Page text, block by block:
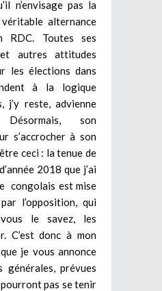
n’envisage pas la
alternance
RDC. Toutes ses
autres attitudes
les élections dans
à la logique
j’y reste, advienne
son
s’accrocher à son
ceci : la tenue de
2018 que j’ai
congolais est mise
l’opposition, qui
le savez, les
C’est donc à mon
je vous annonce
générales, prévues
pas se tenir